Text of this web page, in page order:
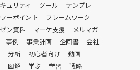
ュリティ ツール
テンプレ
ーポイント
フレームワーク
ン資料 マーケ支援
メルマガ
事例 事業計画 企画書
会社
分析 初心者向け
動画
図解 学ぶ 学習 戦略